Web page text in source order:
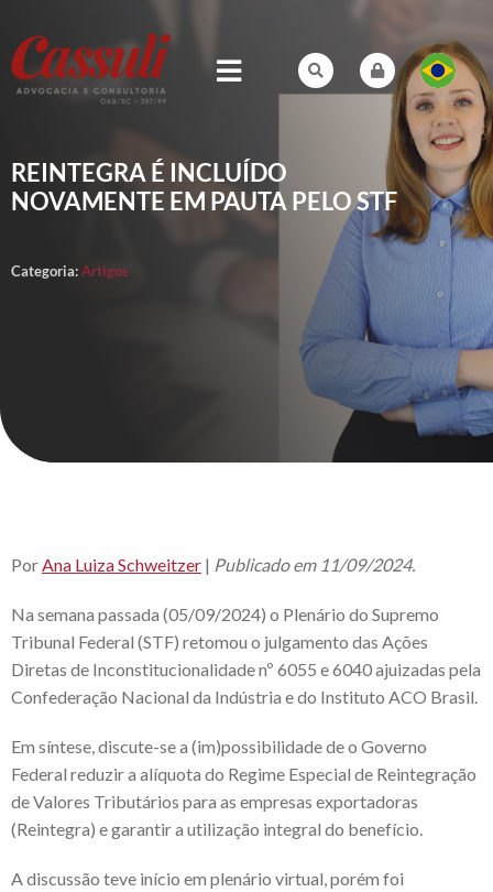
REINTEGRA É INCLUÍDO
NOVAMENTE EM PAUTA PELO STF
Categoria:Artigos
PorAna Luiza Schweitzer | Publicado em 11/09/2024.
Na semana passada (05/09/2024) o Plenário do Supremo
Tribunal Federal (STF) retomou o julgamento das Ações
Diretas de Inconstitucionalidade nº 6055 e 6040 ajuizadas pela
Confederação Nacional da Indústria e do Instituto ACO Brasil.
Em síntese, discute-se a (im)possibilidade de o Governo
Federal reduzir a alíquota do Regime Especial de Reintegração
de Valores Tributários para as empresas exportadoras
(Reintegra) e garantir a utilização integral do benefício.
A discussão teve início em plenário virtual, porém foi